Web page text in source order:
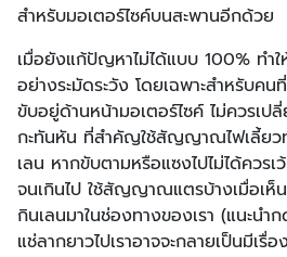
สำหรับมอเตอร์ไซค์บนสะพานอีกด้วย
เมื่อยังแก้ปัญหาไม่ได้แบบ 100% ทำใ
อย่างระมัดระวัง โดยเฉพาะสำหรับค
ขับอยู่ด้านหน้ามอเตอร์ไซค์ ไม่ควรเป
กะทันหัน ที่สำคัญใช้สัญญาณไฟเลี้ยว
เลน หากขับตามหรือแซงไปไม่ได้ควรเ
จนเกินไป ใช้สัญญาณแตรบ้างเมื่อเ
กินเลนมาในช่องทางของเรา (แนะนำ
แช่ลากยาวไปเราอาจจะกลายเป็นมีเรื่